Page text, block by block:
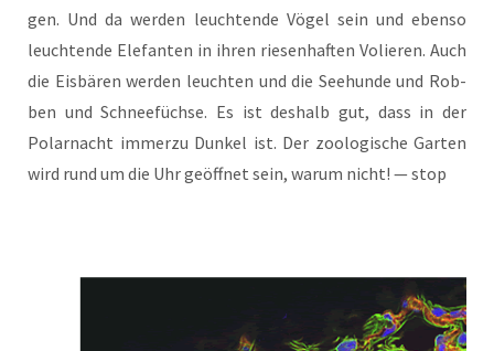
gen. Und da wer­den leuch­ten­de Vögel sein und eben­so
leuch­ten­de Ele­fan­ten in ihren rie­sen­haf­ten Volie­ren. Auch
die Eis­bä­ren wer­den leuch­ten und die See­hun­de und Rob­
ben und Schnee­füch­se. Es ist des­halb gut, dass in der
Polar­nacht immer­zu Dun­kel ist. Der zoo­lo­gi­sche Gar­ten
wird rund um die Uhr geöff­net sein, war­um nicht! — stop